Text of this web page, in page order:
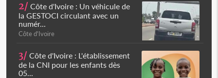
2/ Côte d'Ivoire : Un véhicule de
la GESTOCI circulant avec un
numér...
Côte d'Ivoire
3/ Côte d'Ivoire : L'établissement
de la CNI pour les enfants dès
05...